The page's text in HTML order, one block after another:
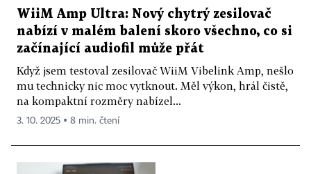
WiiM Amp Ultra: Nový chytrý zesilovač
nabízí v malém balení skoro všechno, co si
začínající audiofil může přát
Když jsem testoval zesilovač WiiM Vibelink Amp, nešlo
mu technicky nic moc vytknout. Měl výkon, hrál čistě,
na kompaktní rozměry nabízel...
3. 10. 2025 ▪ 8 min. čtení